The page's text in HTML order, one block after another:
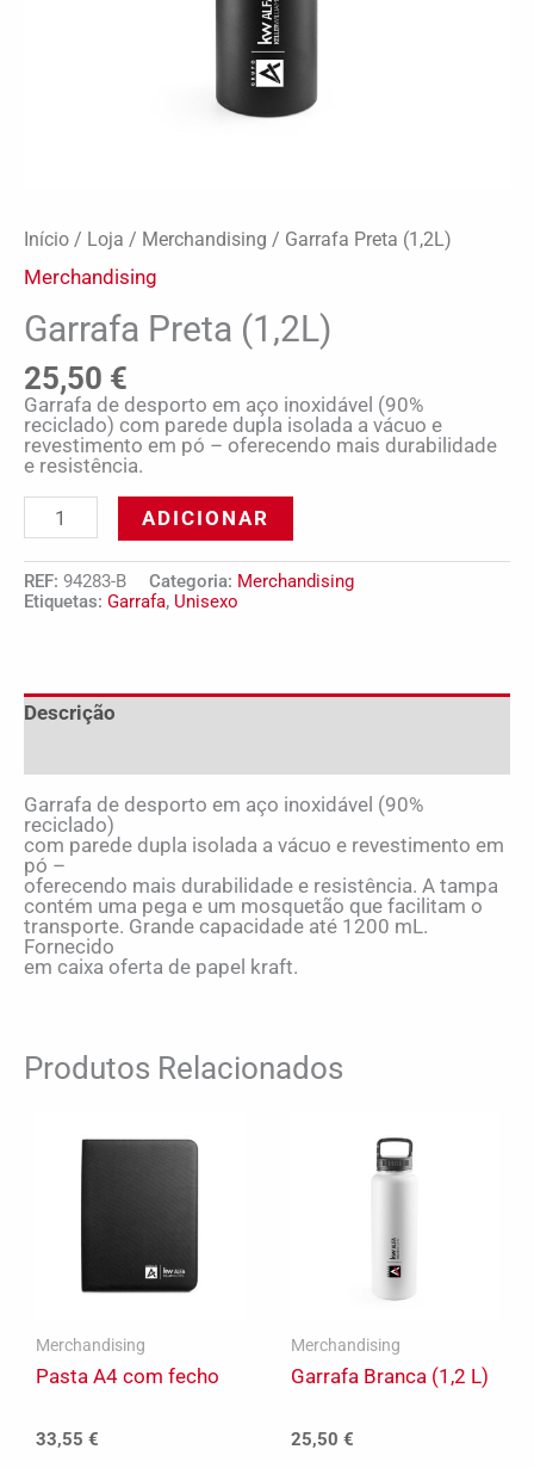
Início / Loja / Merchandising / Garrafa Preta (1,2L)
Merchandising
Garrafa Preta (1,2L)
25,50 €
Garrafa de desporto em aço inoxidável (90%
reciclado) com parede dupla isolada a vácuo e
revestimento em pó – oferecendo mais durabilidade
e resistência.
ADICIONAR
REF: 94283-B Categoria: Merchandising
Etiquetas: Garrafa, Unisexo
Descrição
Garrafa de desporto em aço inoxidável (90%
reciclado)
com parede dupla isolada a vácuo e revestimento em
pó –
oferecendo mais durabilidade e resistência. A tampa
contém uma pega e um mosquetão que facilitam o
transporte. Grande capacidade até 1200 mL.
Fornecido
em caixa oferta de papel kraft.
Produtos Relacionados
Merchandising
Pasta A4 com fecho
33,55 €
Merchandising
Garrafa Branca (1,2 L)
25,50 €